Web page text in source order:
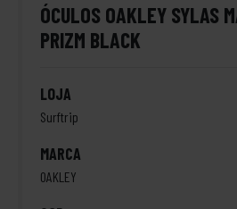
ÓCULOS OAKLEY SYLAS
PRIZM BLACK
LOJA
Surftrip
MARCA
OAKLEY